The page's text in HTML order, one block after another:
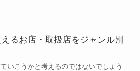
るお店・取扱店をジャンル別
いこうかと考えるのではないでしょう